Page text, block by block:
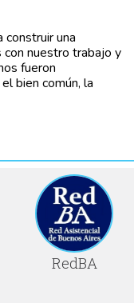
construir una
nuestro trabajo y
fueron
bien común, la
RedBA